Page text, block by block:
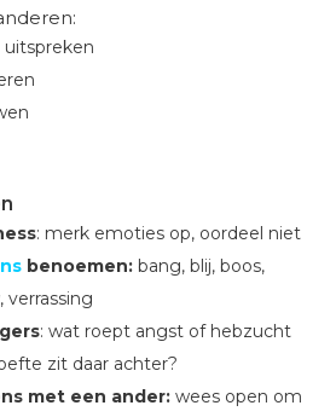
: merk emoties op, oordeel niet
benoemen: bang, blij, boos,
verrassing
: wat roept angst of hebzucht
zit daar achter?
met een ander: wees open om